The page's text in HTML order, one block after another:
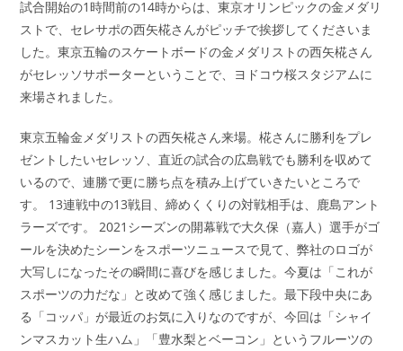
試合開始の1時間前の14時からは、東京オリンピックの金メダリ
ストで、セレサポの西矢椛さんがピッチで挨拶してくださいま
した。東京五輪のスケートボードの金メダリストの西矢椛さん
がセレッソサポーターということで、ヨドコウ桜スタジアムに
来場されました。
東京五輪金メダリストの西矢椛さん来場。椛さんに勝利をプレ
ゼントしたいセレッソ、直近の試合の広島戦でも勝利を収めて
いるので、連勝で更に勝ち点を積み上げていきたいところで
す。 13連戦中の13戦目、締めくくりの対戦相手は、鹿島アント
ラーズです。 2021シーズンの開幕戦で大久保（嘉人）選手がゴ
ールを決めたシーンをスポーツニュースで見て、弊社のロゴが
大写しになったその瞬間に喜びを感じました。今夏は「これが
スポーツの力だな」と改めて強く感じました。最下段中央にあ
る「コッパ」が最近のお気に入りなのですが、今回は「シャイ
ンマスカット生ハム」「豊水梨とベーコン」というフルーツの